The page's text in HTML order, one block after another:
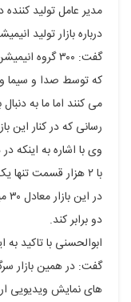
مدیر عامل تولید
گفت: ۳۰۰
که توسط صدا و سیما
رسانی که در کنار این
با ۲ هزار قسمت
دو برابر کند.
ابوالحسنی با تاکید به
گفت: در همین بازار
های نمایش ویدیویی